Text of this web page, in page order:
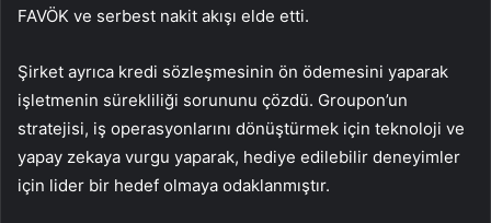
FAVÖK ve serbest nakit akışı elde etti.
Şirket ayrıca kredi sözleşmesinin ön ödemesini yaparak
işletmenin sürekliliği sorununu çözdü. Groupon’un
stratejisi, iş operasyonlarını dönüştürmek için teknoloji ve
yapay zekaya vurgu yaparak, hediye edilebilir deneyimler
için lider bir hedef olmaya odaklanmıştır.